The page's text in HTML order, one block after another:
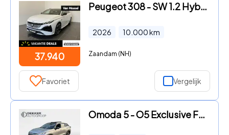
37.940
Peugeot 308 - SW 1.2 Hybrid 145 e-DCS6 GT | Apple Carplay & Android Auto |
2026 10.000km
Zaandam (NH)
Favoriet Vergelijk
Omoda 5 - O5 Exclusive FULL OPTION - PANO DAK - STOELVERWARMING EN VER